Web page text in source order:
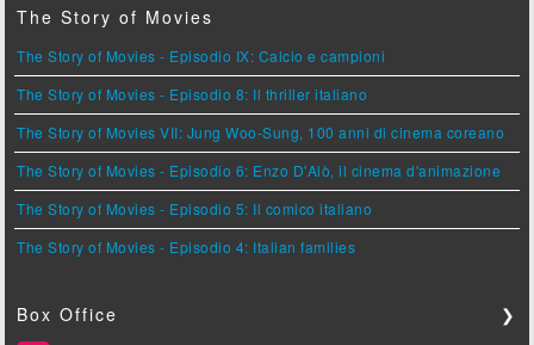
The Story of Movies
The Story of Movies - Episodio IX: Calcio e campioni
The Story of Movies - Episodio 8: Il thriller italiano
The Story of Movies VII: Jung Woo-Sung, 100 anni di cinema coreano
The Story of Movies - Episodio 6: Enzo D'Alò, il cinema d'animazione
The Story of Movies - Episodio 5: Il comico italiano
The Story of Movies - Episodio 4: Italian families
Box Office ❯